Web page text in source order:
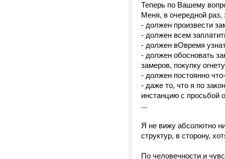
Теперь по Вашему
Меня, в очередной раз,
- должен произвести
- должен всем
- должен вОвремя
- должен обосновать
замеров, покупку
- должен постоянно
- даже то, что я по
инстанцию с просьбой
...
Я не вижу абсолютно
структур, в сторону,
По человечности и